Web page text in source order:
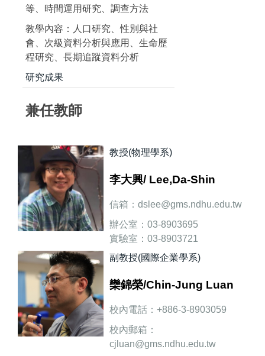
等、時間運用研究、調查方法
教學內容：人口研究、性別與社
會、次級資料分析與應用、生命歷
程研究、長期追蹤資料分析
研究成果
兼任教師
教授(物理學系)
李大興/ Lee,Da-Shin
信箱：dslee@gms.ndhu.edu.tw
辦公室：03-8903695
實驗室：03-8903721
研究方向：宇宙論、非平衡量子
副教授(國際企業學系)
欒錦榮/Chin-Jung Luan
校內電話：+886-3-8903059
校內郵箱：
cjluan@gms.ndhu.edu.tw